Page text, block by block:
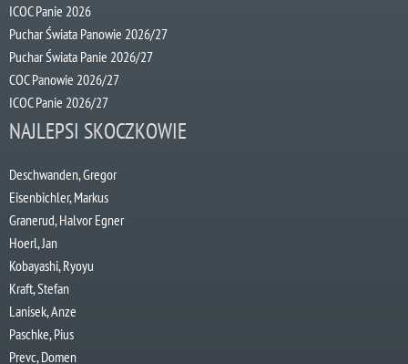
ICOC Panie 2026
Puchar Świata Panowie 2026/27
Puchar Świata Panie 2026/27
COC Panowie 2026/27
ICOC Panie 2026/27
NAJLEPSI SKOCZKOWIE
Deschwanden, Gregor
Eisenbichler, Markus
Granerud, Halvor Egner
Hoerl, Jan
Kobayashi, Ryoyu
Kraft, Stefan
Lanisek, Anze
Paschke, Pius
Prevc, Domen